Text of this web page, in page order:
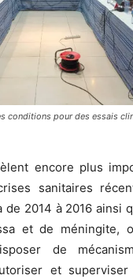
conditions pour des essais
encore plus
sanitaires
de 2014 à 2016 ainsi
et de méningite,
de
et superviser